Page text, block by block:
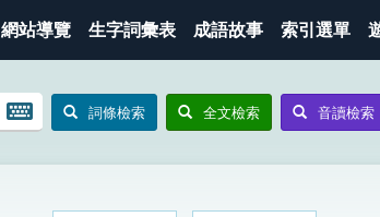
網站導覽 生字詞彙表 成語故事 索引選單
開
鍵
詞條檢索 全文檢索 音讀檢索